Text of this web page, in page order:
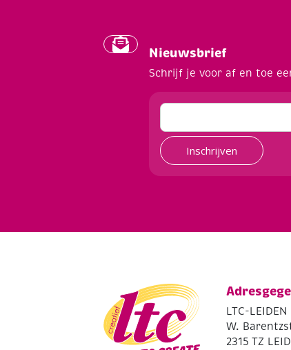
Nieuwsbrief
Schrijf je voor af en toe
Inschrijven
LTC-LEIDEN
W.
2315 TZ